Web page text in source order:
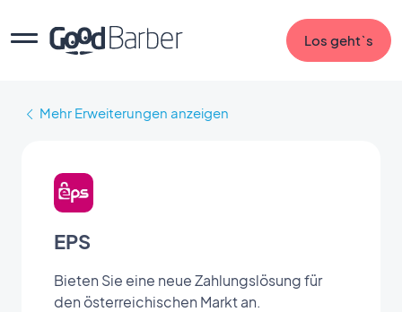
Los geht`s
Mehr Erweiterungen anzeigen
EPS
Bieten Sie eine neue Zahlungslösung für
den österreichischen Markt an.